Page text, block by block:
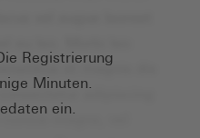
Registrierung
Minuten.
ein.